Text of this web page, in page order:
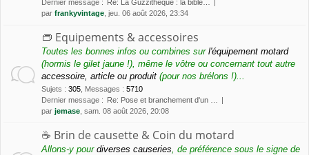
Dernier message : Re: La Guzzithèque : la bible…
par frankyvintage , jeu. 06 août 2026, 23:34
👝 Equipements & accessoires
Toutes les bonnes infos ou combines sur l'équipement motard
(hormis le gilet jaune !), même le vôtre ou concernant tout autre
accessoire, article ou produit (pour nos brélons !)...
Sujets : 305 Messages : 5710
Dernier message : Re: Pose et branchement d'un …
par jemase , sam. 08 août 2026, 20:08
☕️ Brin de causette & Coin du motard
Allons-y pour diverses causeries , de préférence sous le signe de